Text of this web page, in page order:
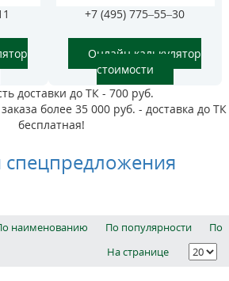
+7 (495) 775–55–30
Онлайн калькулятор
стоимости
доставки до ТК - 700 руб.
более 35 000 руб. - доставка до ТК
бесплатная!
спецпредложения
наименованию По популярности
По
На странице